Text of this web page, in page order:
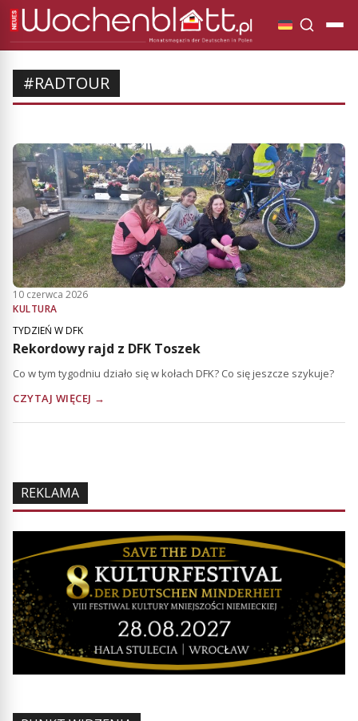
#RADTOUR
10 czerwca 2026
KULTURA
TYDZIEŃ W DFK
Rekordowy rajd z DFK Toszek
Co w tym tygodniu działo się w kołach DFK? Co się jeszcze szykuje?
CZYTAJ WIĘCEJ →
REKLAMA